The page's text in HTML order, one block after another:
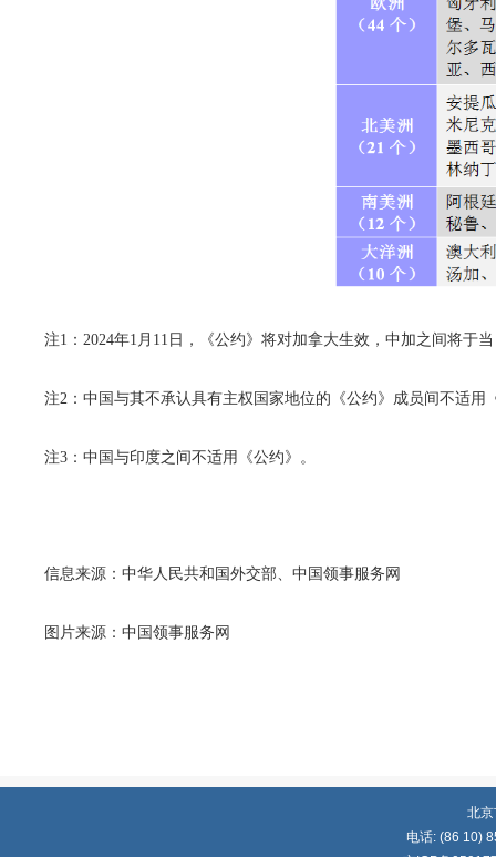
注1：2024年1月11日，《公约》将对加拿大生效，中加之间将于
注2：中国与其不承认具有主权国家地位的《公约》成员间不适用
注3：中国与印度之间不适用《公约》。
信息来源：中华人民共和国外交部、中国领事服务网
图片来源：中国领事服务网
北
电话: (86 10)